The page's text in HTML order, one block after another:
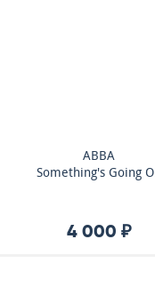
ABBA
Something's Going
4 000 ₽